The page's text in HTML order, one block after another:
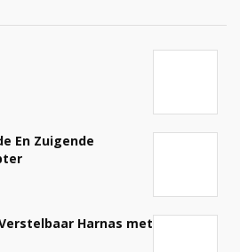
En Zuigende
Harnas met